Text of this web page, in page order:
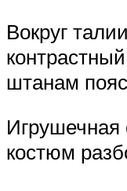
Вокруг
штанам
костюм